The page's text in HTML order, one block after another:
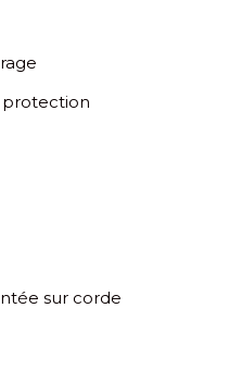
protection
sur corde